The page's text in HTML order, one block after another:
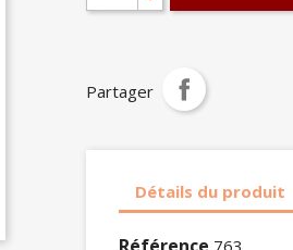
Partager
Détails du produit
763